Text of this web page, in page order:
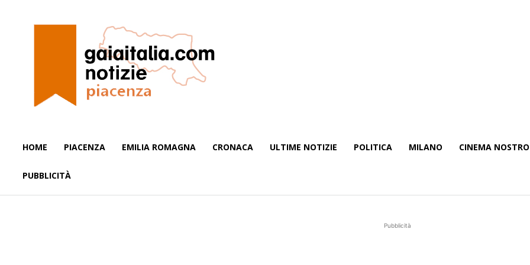
HOME PIACENZA EMILIA ROMAGNA CRONACA ULTIME NOTIZIE POLITICA MILANO CINEMA NOSTRO
PUBBLICITÀ
Pubblicità